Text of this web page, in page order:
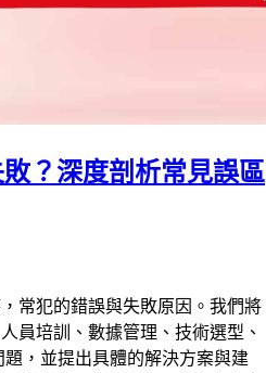
？深度剖析常見誤區
常犯的錯誤與失敗原因。我們將
員培訓、數據管理、技術選型、
，並提出具體的解決方案與建